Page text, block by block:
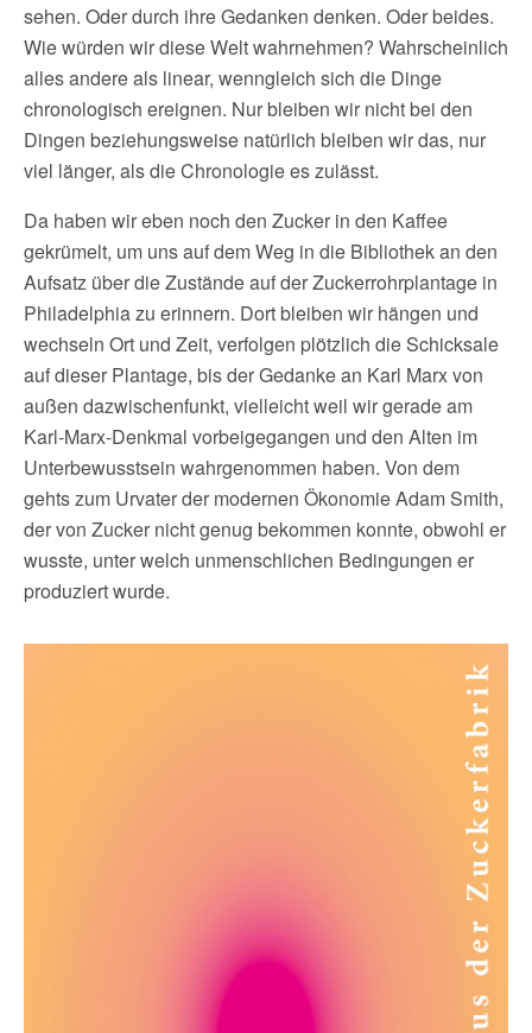
sehen. Oder durch ihre Gedanken denken. Oder beides.
Wie würden wir diese Welt wahrnehmen? Wahrscheinlich
alles andere als linear, wenngleich sich die Dinge
chronologisch ereignen. Nur bleiben wir nicht bei den
Dingen beziehungsweise natürlich bleiben wir das, nur
viel länger, als die Chronologie es zulässt.
Da haben wir eben noch den Zucker in den Kaffee
gekrümelt, um uns auf dem Weg in die Bibliothek an den
Aufsatz über die Zustände auf der Zuckerrohrplantage in
Philadelphia zu erinnern. Dort bleiben wir hängen und
wechseln Ort und Zeit, verfolgen plötzlich die Schicksale
auf dieser Plantage, bis der Gedanke an Karl Marx von
außen dazwischenfunkt, vielleicht weil wir gerade am
Karl-Marx-Denkmal vorbeigegangen und den Alten im
Unterbewusstsein wahrgenommen haben. Von dem
gehts zum Urvater der modernen Ökonomie Adam Smith,
der von Zucker nicht genug bekommen konnte, obwohl er
wusste, unter welch unmenschlichen Bedingungen er
produziert wurde.